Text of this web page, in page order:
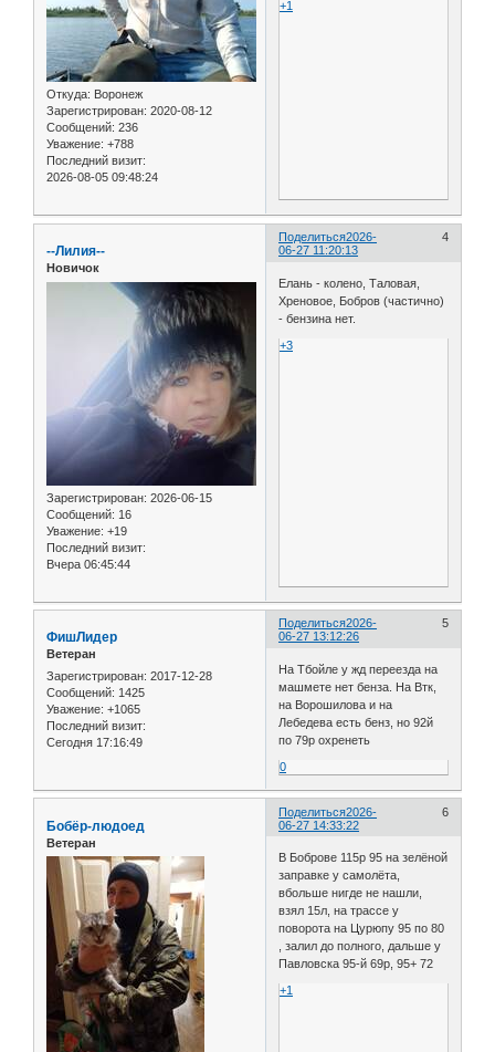
Откуда: Воронеж
Зарегистрирован: 2020-08-12
Сообщений: 236
Уважение: +788
Последний визит:
2026-08-05 09:48:24
+1
Поделиться 4
2026-
06-27 11:20:13
--Лилия--
Новичок
Зарегистрирован: 2026-06-15
Сообщений: 16
Уважение: +19
Последний визит:
Вчера 06:45:44
Елань - колено, Таловая,
Хреновое, Бобров (частично)
- бензина нет.
+3
Поделиться 5
2026-
06-27 13:12:26
ФишЛидер
Ветеран
Зарегистрирован: 2017-12-28
Сообщений: 1425
Уважение: +1065
Последний визит:
Сегодня 17:16:49
На Тбойле у жд переезда на
машмете нет бенза. На Втк,
на Ворошилова и на
Лебедева есть бенз, но 92й
по 79р охренеть
0
Поделиться 6
2026-
06-27 14:33:22
Бобёр-людоед
Ветеран
В Боброве 115р 95 на зелёной
заправке у самолёта,
вбольше нигде не нашли,
взял 15л, на трассе у
поворота на Цурюпу 95 по 80
, залил до полного, дальше у
Павловска 95-й 69р, 95+ 72
+1